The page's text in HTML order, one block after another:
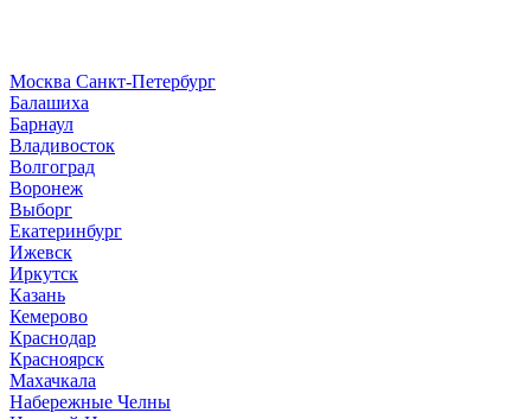
Москва Санкт-Петербург
Балашиха
Барнаул
Владивосток
Волгоград
Воронеж
Выборг
Екатеринбург
Ижевск
Иркутск
Казань
Кемерово
Краснодар
Красноярск
Махачкала
Набережные Челны